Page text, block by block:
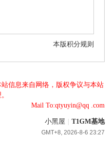
本版积分规则
信息来自网络，版权争议与本站
Mail To:qtyuyin@qq .com
小黑屋 T1GM基地
GMT+8, 2026-8-6 23:27